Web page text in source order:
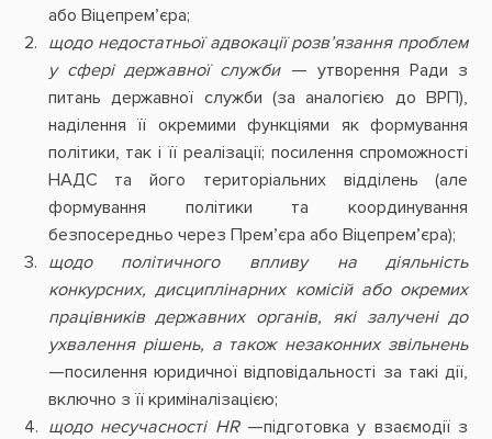
або Віцепрем’єра;
щодо недостатньої адвокації розв’язання проблем
у сфері державної служби— утворення Ради з
питань державної служби (за аналогією до ВРП),
наділення її окремими функціями як формування
політики, так і її реалізації; посилення спроможності
НАДС та його територіальних відділень (але
формування політики та координування
безпосередньо через Прем’єра або Віцепрем’єра);
щодо політичного впливу на діяльність
конкурсних, дисциплінарних комісій або окремих
працівників державних органів, які залучені до
ухвалення рішень, а також незаконних звільнень
—посилення юридичної відповідальності за такі дії,
включно з її криміналізацією;
щодо несучасності HR —підготовка у взаємодії з